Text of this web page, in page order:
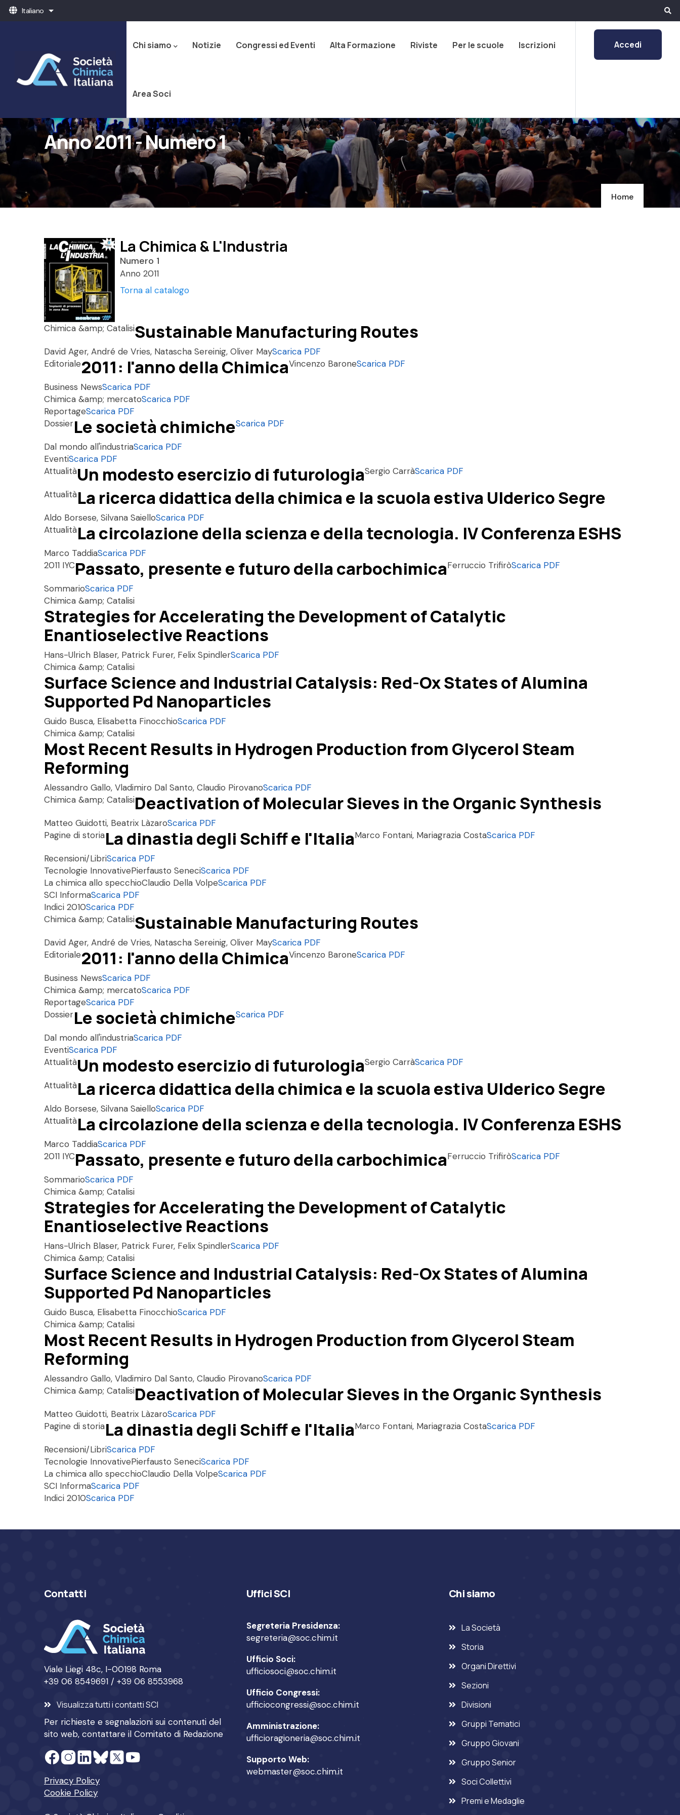
Salta Italiano Mostra ulteriori azioni
principale
Chi siamo Notizie Congressi ed Eventi Alta Formazione Riviste Per le scuole Iscrizioni
Area Soci
Accedi
Anno 2011 - Numero 1
Home
La Chimica & L'Industria
Numero 1
Anno 2011
Torna al catalogo
Chimica &amp; CatalisiSustainable Manufacturing Routes
David Ager, André de Vries, Natascha Sereinig, Oliver MayScarica PDF
Editoriale2011: l'anno della ChimicaVincenzo BaroneScarica PDF
Business NewsScarica PDF
Chimica &amp; mercatoScarica PDF
ReportageScarica PDF
DossierLe società chimicheScarica PDF
Dal mondo all'industriaScarica PDF
EventiScarica PDF
AttualitàUn modesto esercizio di futurologiaSergio CarràScarica PDF
AttualitàLa ricerca didattica della chimica e la scuola estiva Ulderico Segre
Aldo Borsese, Silvana SaielloScarica PDF
AttualitàLa circolazione della scienza e della tecnologia. IV Conferenza ESHS
Marco TaddiaScarica PDF
2011 IYCPassato, presente e futuro della carbochimicaFerruccio TrifiròScarica PDF
SommarioScarica PDF
Chimica &amp; Catalisi
Strategies for Accelerating the Development of Catalytic
Enantioselective Reactions
Hans-Ulrich Blaser, Patrick Furer, Felix SpindlerScarica PDF
Chimica &amp; Catalisi
Surface Science and Industrial Catalysis: Red-Ox States of Alumina
Supported Pd Nanoparticles
Guido Busca, Elisabetta FinocchioScarica PDF
Chimica &amp; Catalisi
Most Recent Results in Hydrogen Production from Glycerol Steam
Reforming
Alessandro Gallo, Vladimiro Dal Santo, Claudio PirovanoScarica PDF
Chimica &amp; CatalisiDeactivation of Molecular Sieves in the Organic Synthesis
Matteo Guidotti, Beatrix LàzaroScarica PDF
Pagine di storiaLa dinastia degli Schiff e l'ItaliaMarco Fontani, Mariagrazia CostaScarica PDF
Recensioni/LibriScarica PDF
Tecnologie InnovativePierfausto SeneciScarica PDF
La chimica allo specchioClaudio Della VolpeScarica PDF
SCI InformaScarica PDF
Indici 2010Scarica PDF
Chimica &amp; CatalisiSustainable Manufacturing Routes
David Ager, André de Vries, Natascha Sereinig, Oliver MayScarica PDF
Editoriale2011: l'anno della ChimicaVincenzo BaroneScarica PDF
Business NewsScarica PDF
Chimica &amp; mercatoScarica PDF
ReportageScarica PDF
DossierLe società chimicheScarica PDF
Dal mondo all'industriaScarica PDF
EventiScarica PDF
AttualitàUn modesto esercizio di futurologiaSergio CarràScarica PDF
AttualitàLa ricerca didattica della chimica e la scuola estiva Ulderico Segre
Aldo Borsese, Silvana SaielloScarica PDF
AttualitàLa circolazione della scienza e della tecnologia. IV Conferenza ESHS
Marco TaddiaScarica PDF
2011 IYCPassato, presente e futuro della carbochimicaFerruccio TrifiròScarica PDF
SommarioScarica PDF
Chimica &amp; Catalisi
Strategies for Accelerating the Development of Catalytic
Enantioselective Reactions
Hans-Ulrich Blaser, Patrick Furer, Felix SpindlerScarica PDF
Chimica &amp; Catalisi
Surface Science and Industrial Catalysis: Red-Ox States of Alumina
Supported Pd Nanoparticles
Guido Busca, Elisabetta FinocchioScarica PDF
Chimica &amp; Catalisi
Most Recent Results in Hydrogen Production from Glycerol Steam
Reforming
Alessandro Gallo, Vladimiro Dal Santo, Claudio PirovanoScarica PDF
Chimica &amp; CatalisiDeactivation of Molecular Sieves in the Organic Synthesis
Matteo Guidotti, Beatrix LàzaroScarica PDF
Pagine di storiaLa dinastia degli Schiff e l'ItaliaMarco Fontani, Mariagrazia CostaScarica PDF
Recensioni/LibriScarica PDF
Tecnologie InnovativePierfausto SeneciScarica PDF
La chimica allo specchioClaudio Della VolpeScarica PDF
SCI InformaScarica PDF
Indici 2010Scarica PDF
Contatti
Viale Liegi 48c, I-00198 Roma
+39 06 8549691 / +39 06 8553968
Visualizza tutti i contatti SCI
Per richieste e segnalazioni sui contenuti del
sito web, contattare il Comitato di Redazione
Privacy Policy
Cookie Policy
Uffici SCI
Segreteria Presidenza:
segreteria@soc.chim.it
Ufficio Soci:
ufficiosoci@soc.chim.it
Ufficio Congressi:
ufficiocongressi@soc.chim.it
Amministrazione:
ufficioragioneria@soc.chim.it
Supporto Web:
webmaster@soc.chim.it
Chi siamo
La Società
Storia
Organi Direttivi
Sezioni
Divisioni
Gruppi Tematici
Gruppo Giovani
Gruppo Senior
Soci Collettivi
Premi e Medaglie